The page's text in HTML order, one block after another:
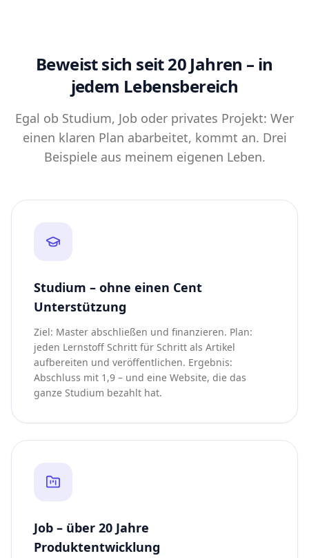
jedem Lebensbereich
Egal ob Studium, Job oder privates Projekt: Wer
einen klaren Plan abarbeitet, kommt an. Drei
Beispiele aus meinem eigenen Leben.
Unterstützung
Ziel: Master abschließen und finanzieren. Plan:
jeden Lernstoff Schritt für Schritt als Artikel
aufbereiten und veröffentlichen. Ergebnis:
Abschluss mit 1,9 – und eine Website, die das
ganze Studium bezahlt hat.
Produktentwicklung
Strukturierte Pläne abzuarbeiten ist mein Beruf: